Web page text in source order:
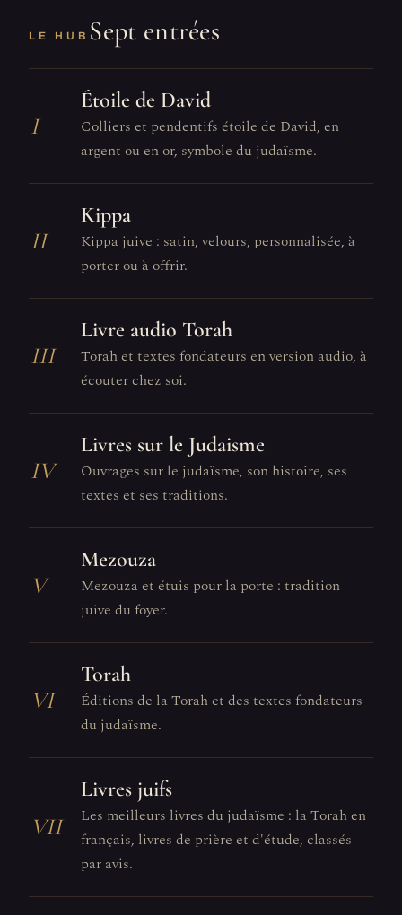
LE HUB Sept entrées
I
Étoile de David
Colliers et pendentifs étoile de David, en
argent ou en or, symbole du judaïsme.
II
Kippa
Kippa juive : satin, velours, personnalisée, à
porter ou à offrir.
III
Livre audio Torah
Torah et textes fondateurs en version audio, à
écouter chez soi.
IV
Livres sur le Judaisme
Ouvrages sur le judaïsme, son histoire, ses
textes et ses traditions.
V
Mezouza
Mezouza et étuis pour la porte : tradition
juive du foyer.
VI
Torah
Éditions de la Torah et des textes fondateurs
du judaïsme.
VII
Livres juifs
Les meilleurs livres du judaïsme : la Torah en
français, livres de prière et d'étude, classés
par avis.